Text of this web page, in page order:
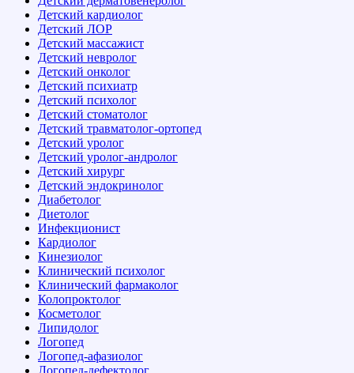
Детский кардиолог
Детский ЛОР
Детский массажист
Детский невролог
Детский онколог
Детский психиатр
Детский психолог
Детский стоматолог
Детский травматолог-ортопед
Детский уролог
Детский уролог-андролог
Детский хирург
Детский эндокринолог
Диабетолог
Диетолог
Инфекционист
Кардиолог
Кинезиолог
Клинический психолог
Клинический фармаколог
Колопроктолог
Косметолог
Липидолог
Логопед
Логопед-афазиолог
Логопед-дефектолог